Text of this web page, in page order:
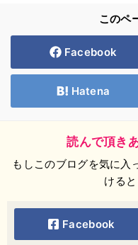
このペ
Facebook
Hatena
読んで頂き
もしこのブログを気に入
ける
Facebook